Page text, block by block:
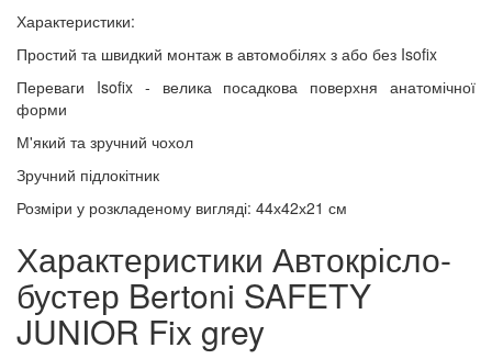
Характеристики:
Простий та швидкий монтаж в автомобілях з або без Isofix
Переваги Isofix - велика посадкова поверхня анатомічної
форми
М'який та зручний чохол
Зручний підлокітник
Розміри у розкладеному вигляді: 44х42х21 см
Характеристики Автокрісло-
бустер Bertoni SAFETY
JUNIOR Fix grey